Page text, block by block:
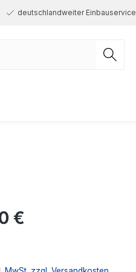
deutschlandweiter Einbauservice
€